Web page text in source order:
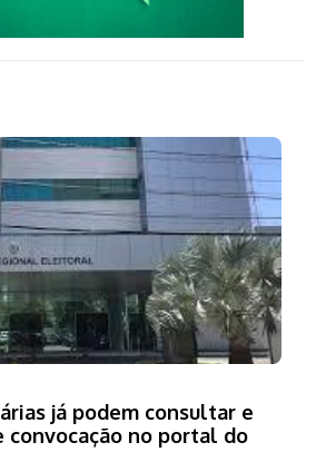
já podem consultar e
convocação no portal do